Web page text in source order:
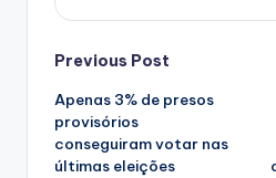
Post
navigation
Previous Post
Apenas 3% de presos
provisórios
conseguiram votar nas
últimas eleições